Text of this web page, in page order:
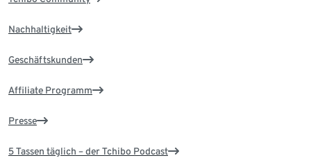
Nachhaltigkeit
Geschäftskunden
Affiliate Programm
Presse
5 Tassen täglich – der Tchibo Podcast